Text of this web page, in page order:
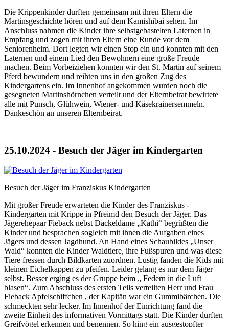
Die Krippenkinder durften gemeinsam mit ihren Eltern die
Martinsgeschichte hören und auf dem Kamishibai sehen. Im
Anschluss nahmen die Kinder ihre selbstgebastelten Laternen in
Empfang und zogen mit ihren Eltern eine Runde vor dem
Seniorenheim. Dort legten wir einen Stop ein und konnten mit den
Laternen und einem Lied den Bewohnern eine große Freude
machen. Beim Vorbeiziehen konnten wir den St. Martin auf seinem
Pferd bewundern und reihten uns in den großen Zug des
Kindergartens ein. Im Innenhof angekommen wurden noch die
gesegneten Martinshörnchen verteilt und der Elternbeirat bewirtete
alle mit Punsch, Glühwein, Wiener- und Käsekrainersemmeln.
Dankeschön an unseren Elternbeirat.
25.10.2024 - Besuch der Jäger im Kindergarten
Besuch der Jäger im Franziskus Kindergarten
Mit großer Freude erwarteten die Kinder des Franziskus -
Kindergarten mit Krippe in Pfreimd den Besuch der Jäger. Das
Jägerehepaar Fieback nebst Dackeldame „Kathi“ begrüßten die
Kinder und besprachen sogleich mit ihnen die Aufgaben eines
Jägers und dessen Jagdhund. An Hand eines Schaubildes „Unser
Wald“ konnten die Kinder Waldtiere, ihre Fußspuren und was diese
Tiere fressen durch Bildkarten zuordnen. Lustig fanden die Kids mit
kleinen Eichelkappen zu pfeifen. Leider gelang es nur dem Jäger
selbst. Besser erging es der Gruppe beim „ Federn in die Luft
blasen“. Zum Abschluss des ersten Teils verteilten Herr und Frau
Fieback Apfelschiffchen , der Kapitän war ein Gummibärchen. Die
schmeckten sehr lecker. Im Innenhof der Einrichtung fand die
zweite Einheit des informativen Vormittags statt. Die Kinder durften
Greifvögel erkennen und benennen. So hing ein ausgestopfter